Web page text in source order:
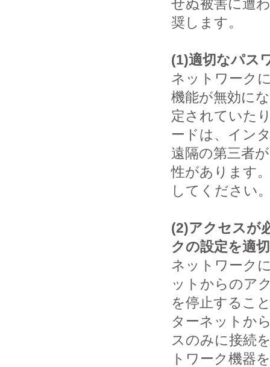
せぬ被害に遭
奨します。
(1)適切なパス
ネットワーク
機能が無効に
定されていた
ードは、イン
遠隔の第三者
性があります
してください
(2)アクセスが
クの設定を適
ネットワーク
ットからのア
を停止するこ
ターネットか
スのみに接続
トワーク機器